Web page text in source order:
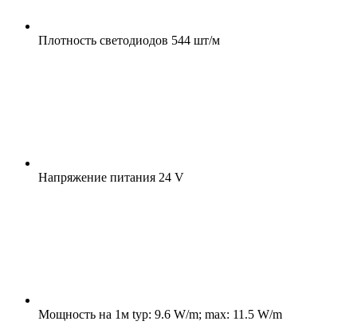
Плотность светодиодов 544 шт/м
Напряжение питания 24 V
Мощность на 1м typ: 9.6 W/m; max: 11.5 W/m